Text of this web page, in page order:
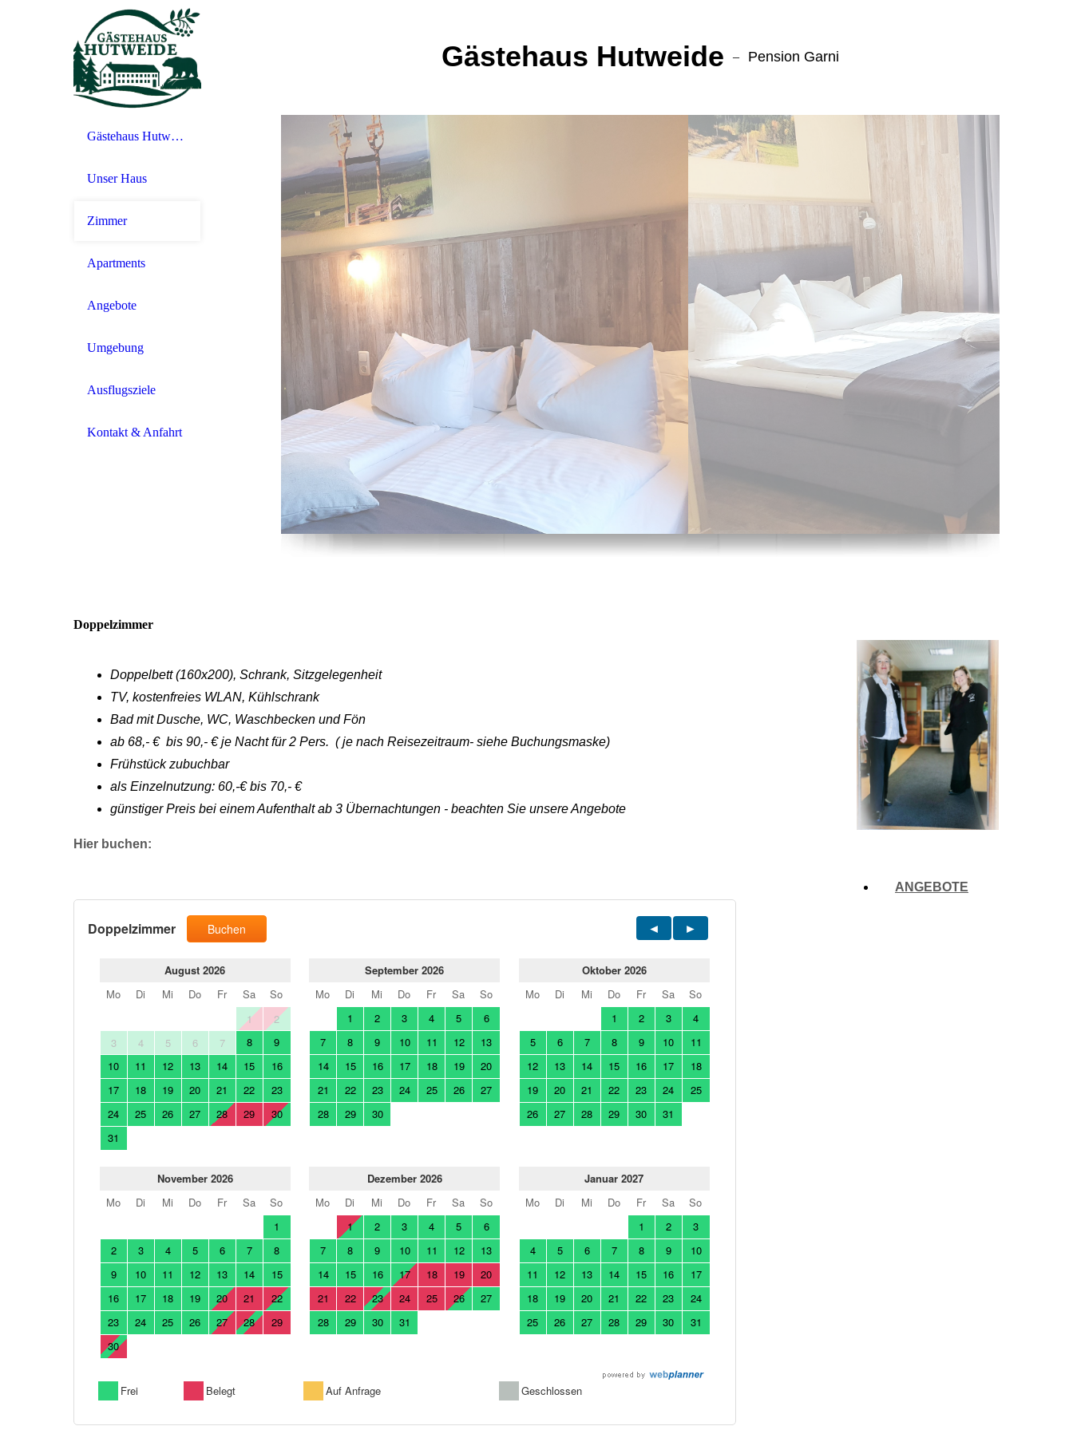
Gästehaus Hutweide – Pension Garni
Gästehaus Hutweide- Frühstückspension in Bärenstein/Erzgebirge
Unser Haus
Zimmer
Apartments
Angebote
Umgebung
Ausflugsziele
Kontakt & Anfahrt
Doppelzimmer
Doppelbett (160x200), Schrank, Sitzgelegenheit
TV, kostenfreies WLAN, Kühlschrank
Bad mit Dusche, WC, Waschbecken und Fön
ab 68,- € bis 90,- € je Nacht für 2 Pers. ( je nach Reisezeitraum- siehe Buchungsmaske)
Frühstück zubuchbar
als Einzelnutzung: 60,-€ bis 70,- €
günstiger Preis bei einem Aufenthalt ab 3 Übernachtungen - beachten Sie unsere Angebote
Hier buchen:
ANGEBOTE